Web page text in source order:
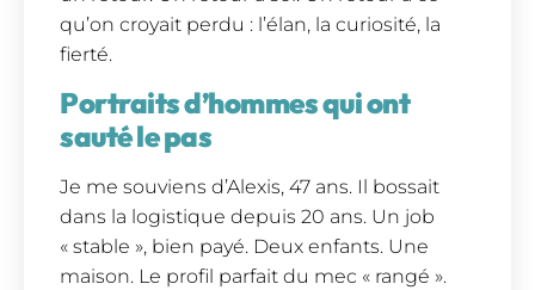
qu’on croyait perdu : l’élan, la curiosité, la
fierté.
Portraits d’hommes qui ont
sauté le pas
Je me souviens d’Alexis, 47 ans. Il bossait
dans la logistique depuis 20 ans. Un job
« stable », bien payé. Deux enfants. Une
maison. Le profil parfait du mec « rangé ».